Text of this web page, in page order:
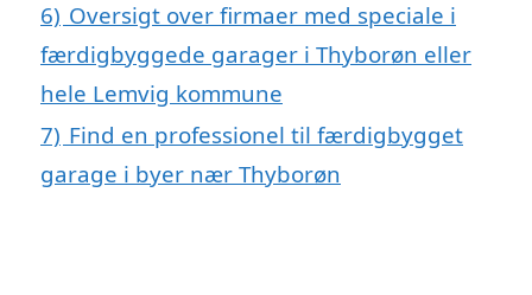
6) Oversigt over firmaer med speciale i
færdigbyggede garager i Thyborøn eller
hele Lemvig kommune
7) Find en professionel til færdigbygget
garage i byer nær Thyborøn